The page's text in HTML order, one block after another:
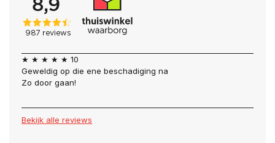
★ ★ ★ ★ ★ 10
Geweldig op die ene beschadiging na
Zo door gaan!
Bekijk alle reviews